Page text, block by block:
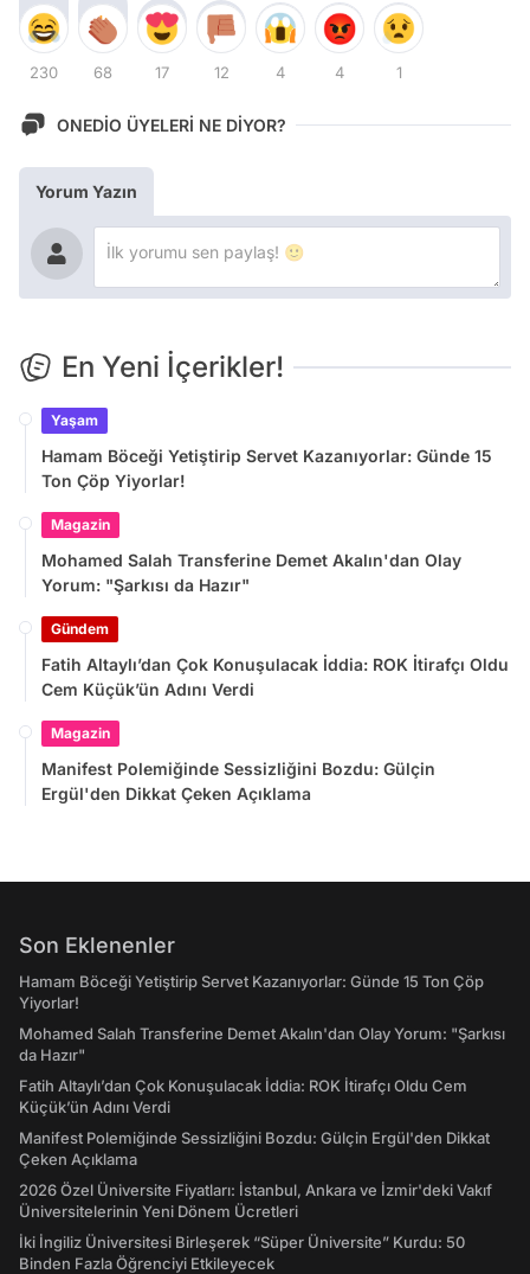
230 68 17 12 4 4 1
ONEDİO ÜYELERİ NE DİYOR?
Yorum Yazın
En Yeni İçerikler!
Yaşam
Hamam Böceği Yetiştirip Servet Kazanıyorlar: Günde 15
Ton Çöp Yiyorlar!
Magazin
Mohamed Salah Transferine Demet Akalın'dan Olay
Yorum: "Şarkısı da Hazır"
Gündem
Fatih Altaylı’dan Çok Konuşulacak İddia: ROK İtirafçı Oldu
Cem Küçük’ün Adını Verdi
Magazin
Manifest Polemiğinde Sessizliğini Bozdu: Gülçin
Ergül'den Dikkat Çeken Açıklama
Son Eklenenler
Hamam Böceği Yetiştirip Servet Kazanıyorlar: Günde 15 Ton Çöp
Yiyorlar!
Mohamed Salah Transferine Demet Akalın'dan Olay Yorum: "Şarkısı
da Hazır"
Fatih Altaylı’dan Çok Konuşulacak İddia: ROK İtirafçı Oldu Cem
Küçük’ün Adını Verdi
Manifest Polemiğinde Sessizliğini Bozdu: Gülçin Ergül'den Dikkat
Çeken Açıklama
2026 Özel Üniversite Fiyatları: İstanbul, Ankara ve İzmir'deki Vakıf
Üniversitelerinin Yeni Dönem Ücretleri
İki İngiliz Üniversitesi Birleşerek “Süper Üniversite” Kurdu: 50
Binden Fazla Öğrenciyi Etkileyecek